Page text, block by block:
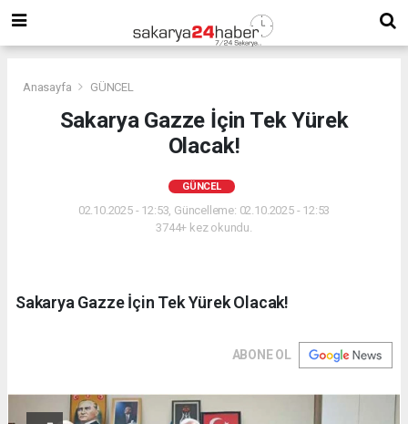
Anasayfa GÜNCEL
Sakarya Gazze İçin Tek Yürek
Olacak!
GÜNCEL
02.10.2025 - 12:53, Güncelleme: 02.10.2025 - 12:53
3744+ kez okundu.
Sakarya Gazze İçin Tek Yürek Olacak!
ABONE OL